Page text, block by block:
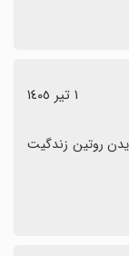
این
١ تیر ١٤٠٥